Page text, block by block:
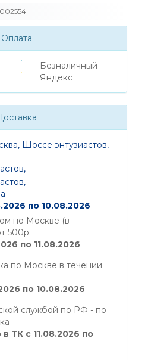
002554
Оплата
Безналичный
Яндекс
Шоссе энтузиастов,
по 10.08.2026
по Москве (в
500р.
по 11.08.2026
по Москве в течении
по 10.08.2026
службой по РФ - по
ТК с 11.08.2026 по